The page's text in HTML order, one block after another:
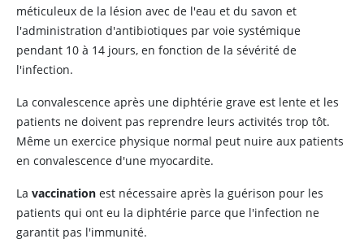
méticuleux de la lésion avec de l'eau et du savon et
l'administration d'antibiotiques par voie systémique
pendant 10 à 14 jours, en fonction de la sévérité de
l'infection.
La convalescence après une diphtérie grave est lente et les
patients ne doivent pas reprendre leurs activités trop tôt.
Même un exercice physique normal peut nuire aux patients
en convalescence d'une myocardite.
La vaccination est nécessaire après la guérison pour les
patients qui ont eu la diphtérie parce que l'infection ne
garantit pas l'immunité.